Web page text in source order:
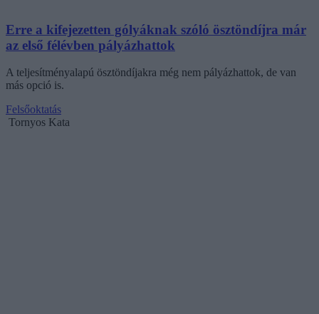
Erre a kifejezetten gólyáknak szóló ösztöndíjra már
az első félévben pályázhattok
A teljesítményalapú ösztöndíjakra még nem pályázhattok, de van
más opció is.
Felsőoktatás
Tornyos Kata